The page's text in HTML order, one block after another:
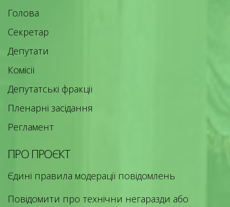
Голова
Секретар
Депутати
Комісії
Депутатські фракції
Пленарні засідання
Регламент
ПРО ПРОЄКТ
Єдині правила модерації повідомлень
Повідомити про технічни негаразди або